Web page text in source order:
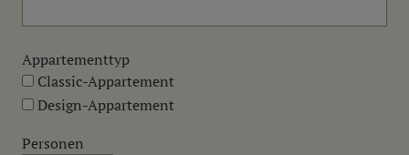
Appartementtyp
Classic-Appartement
Design-Appartement
Personen